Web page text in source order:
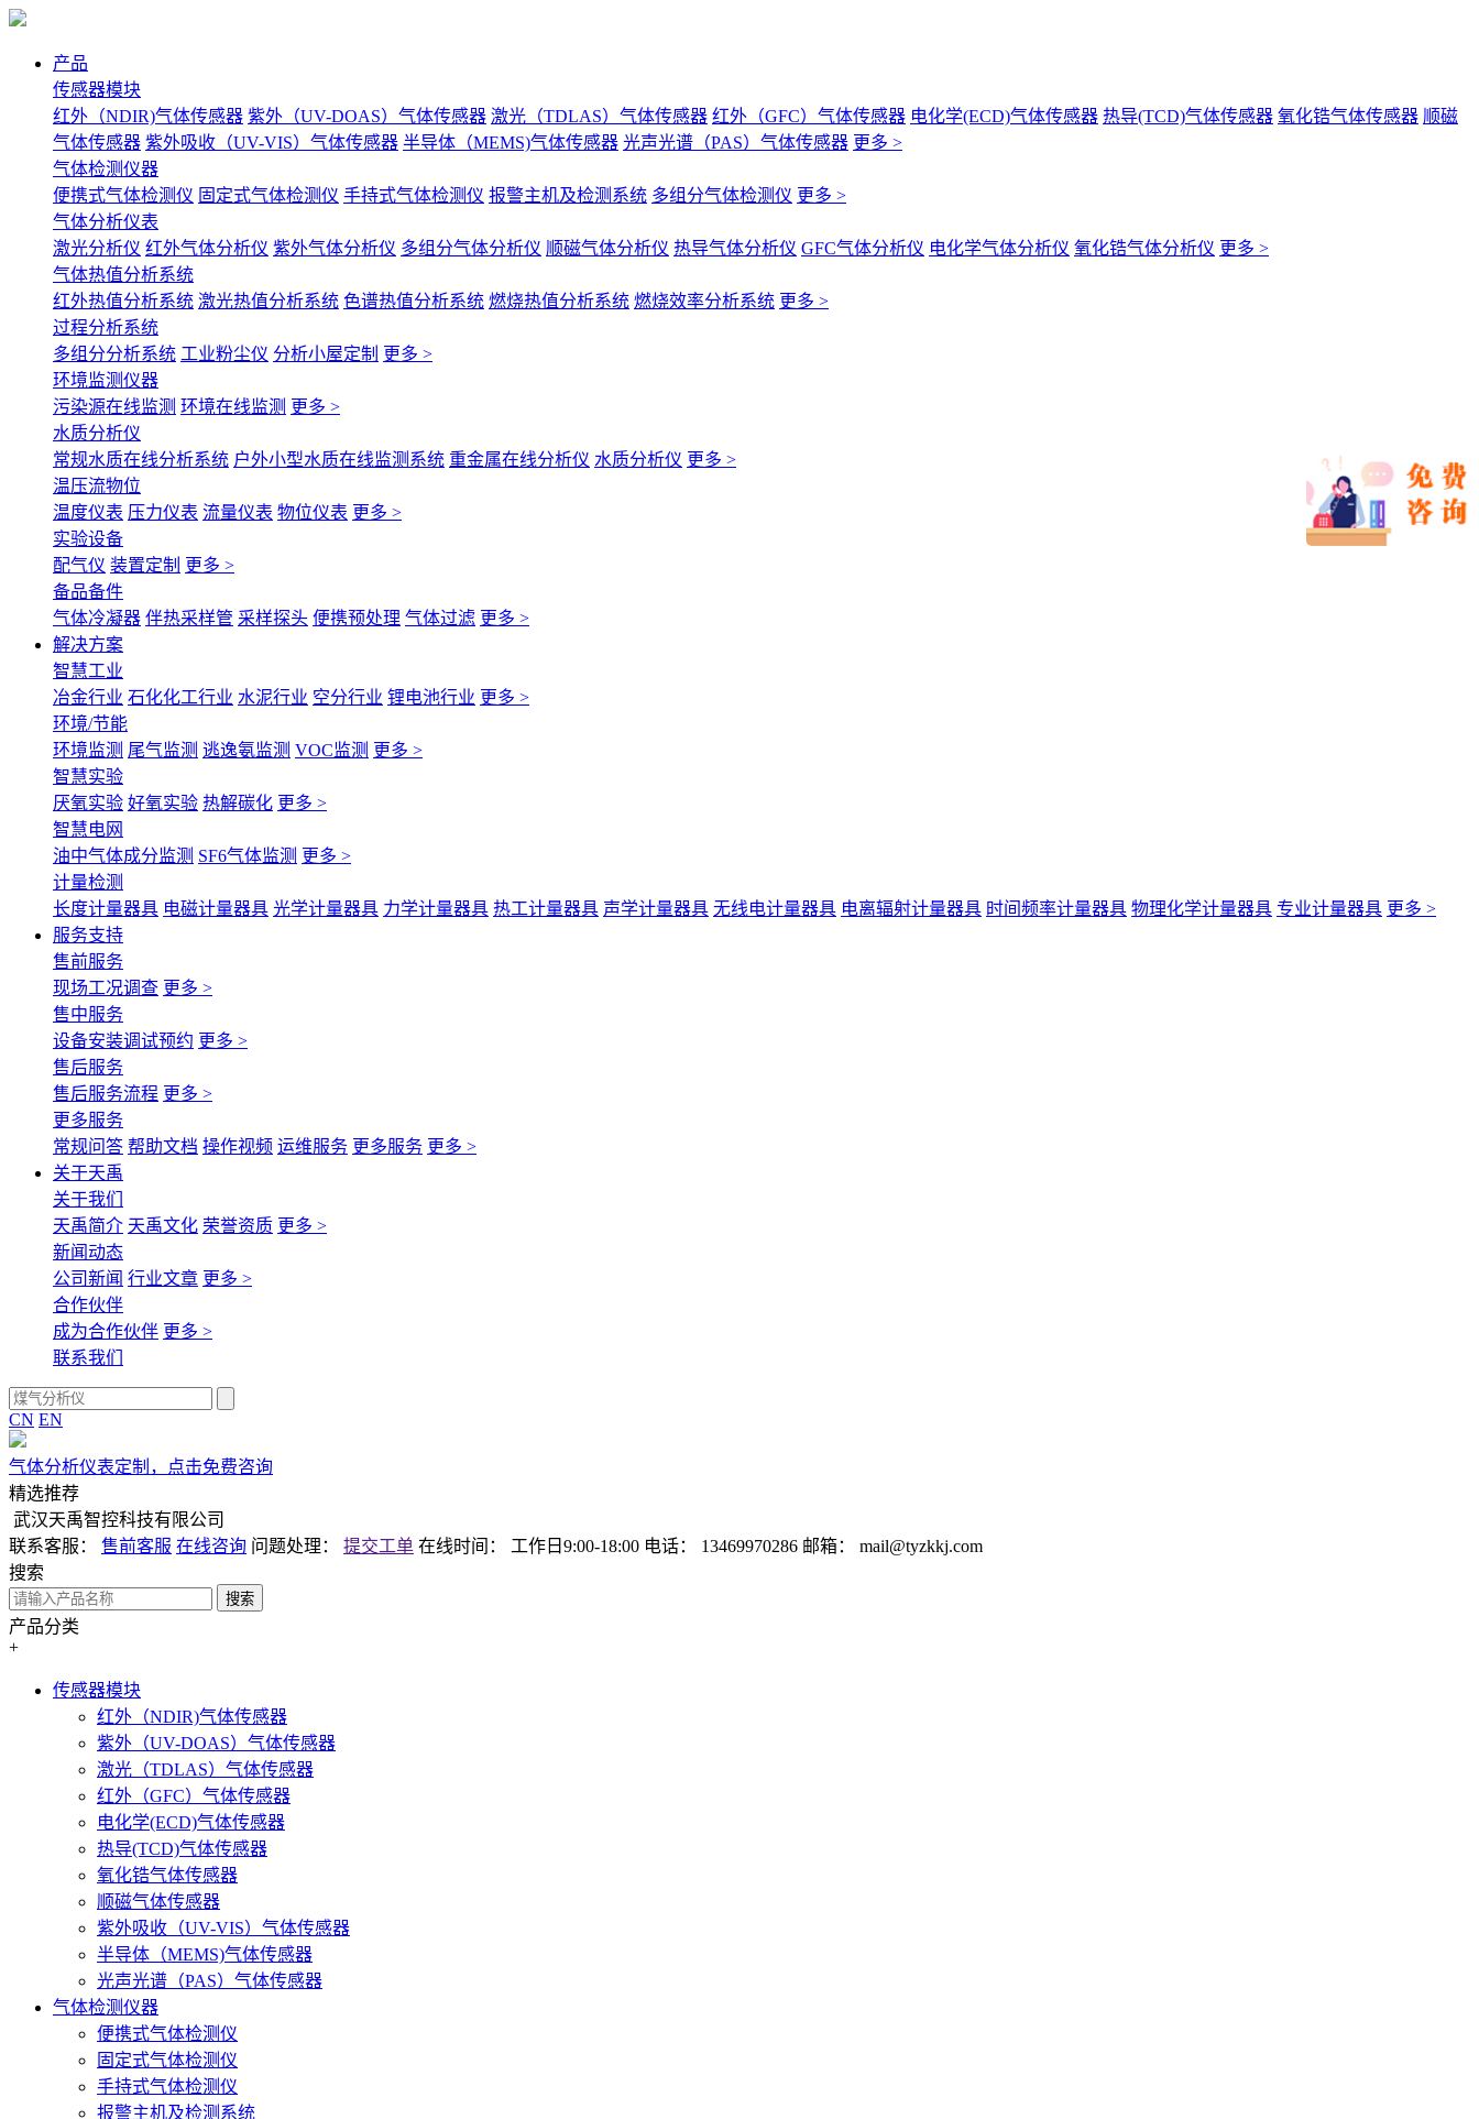
产品
传感器模块
红外（NDIR)气体传感器 紫外（UV-DOAS）气体传感器 激光（TDLAS）气体传感器 红外（GFC）气体传感器 电化学(ECD)气体传感器 热导(TCD)气体传感器 氧化锆气体传感器 顺磁
气体传感器 紫外吸收（UV-VIS）气体传感器 半导体（MEMS)气体传感器 光声光谱（PAS）气体传感器 更多 >
气体检测仪器
便携式气体检测仪 固定式气体检测仪 手持式气体检测仪 报警主机及检测系统 多组分气体检测仪 更多 >
气体分析仪表
激光分析仪 红外气体分析仪 紫外气体分析仪 多组分气体分析仪 顺磁气体分析仪 热导气体分析仪 GFC气体分析仪 电化学气体分析仪 氧化锆气体分析仪 更多 >
气体热值分析系统
红外热值分析系统 激光热值分析系统 色谱热值分析系统 燃烧热值分析系统 燃烧效率分析系统 更多 >
过程分析系统
多组分分析系统 工业粉尘仪 分析小屋定制 更多 >
环境监测仪器
污染源在线监测 环境在线监测 更多 >
水质分析仪
常规水质在线分析系统 户外小型水质在线监测系统 重金属在线分析仪 水质分析仪 更多 >
温压流物位
温度仪表 压力仪表 流量仪表 物位仪表 更多 >
实验设备
配气仪 装置定制 更多 >
备品备件
气体冷凝器 伴热采样管 采样探头 便携预处理 气体过滤 更多 >
解决方案
智慧工业
冶金行业 石化化工行业 水泥行业 空分行业 锂电池行业 更多 >
环境/节能
环境监测 尾气监测 逃逸氨监测 VOC监测 更多 >
智慧实验
厌氧实验 好氧实验 热解碳化 更多 >
智慧电网
油中气体成分监测 SF6气体监测 更多 >
计量检测
长度计量器具 电磁计量器具 光学计量器具 力学计量器具 热工计量器具 声学计量器具 无线电计量器具 电离辐射计量器具 时间频率计量器具 物理化学计量器具 专业计量器具 更多 >
服务支持
售前服务
现场工况调查 更多 >
售中服务
设备安装调试预约 更多 >
售后服务
售后服务流程 更多 >
更多服务
常规问答 帮助文档 操作视频 运维服务 更多服务 更多 >
关于天禹
关于我们
天禹简介 天禹文化 荣誉资质 更多 >
新闻动态
公司新闻 行业文章 更多 >
合作伙伴
成为合作伙伴 更多 >
联系我们
CN EN
气体分析仪表定制，点击免费咨询
精选推荐
武汉天禹智控科技有限公司
联系客服： 售前客服 在线咨询 问题处理： 提交工单 在线时间： 工作日9:00-18:00 电话： 13469970286 邮箱： mail@tyzkkj.com
搜索
搜索
产品分类
+
传感器模块
红外（NDIR)气体传感器
紫外（UV-DOAS）气体传感器
激光（TDLAS）气体传感器
红外（GFC）气体传感器
电化学(ECD)气体传感器
热导(TCD)气体传感器
氧化锆气体传感器
顺磁气体传感器
紫外吸收（UV-VIS）气体传感器
半导体（MEMS)气体传感器
光声光谱（PAS）气体传感器
气体检测仪器
便携式气体检测仪
固定式气体检测仪
手持式气体检测仪
报警主机及检测系统